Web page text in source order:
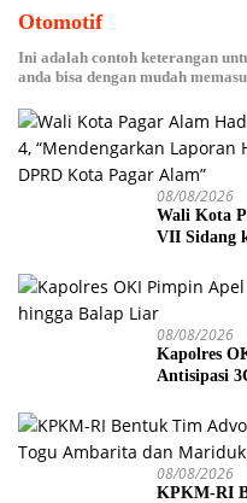
Otomotif
Ini adalah contoh keterangan
anda bisa dengan mudah
08/08/2026
Wali Kota
VII Sidang
Alam”
08/08/2026
Kapolres
Antisipasi
08/08/2026
KPKM-RI